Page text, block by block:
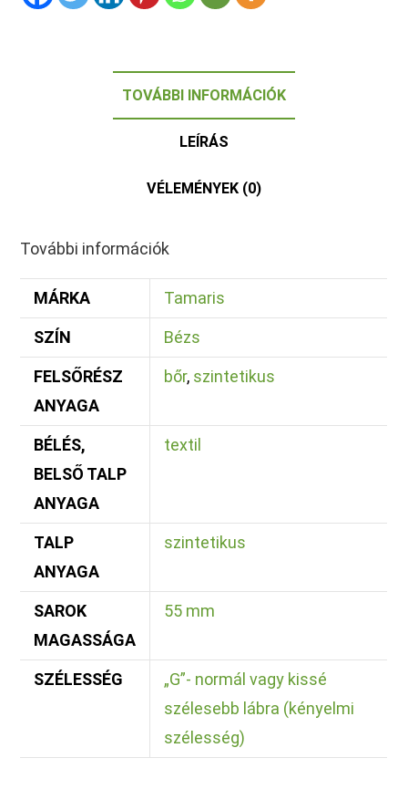
TOVÁBBI INFORMÁCIÓK
LEÍRÁS
VÉLEMÉNYEK (0)
További információk
MÁRKA Tamaris
SZÍN Bézs
FELSŐRÉSZ
ANYAGA
bőr, szintetikus
BÉLÉS,
BELSŐ TALP
ANYAGA
textil
TALP
ANYAGA
szintetikus
SAROK
MAGASSÁGA
55 mm
SZÉLESSÉG
„G”- normál vagy kissé
szélesebb lábra (kényelmi
szélesség)